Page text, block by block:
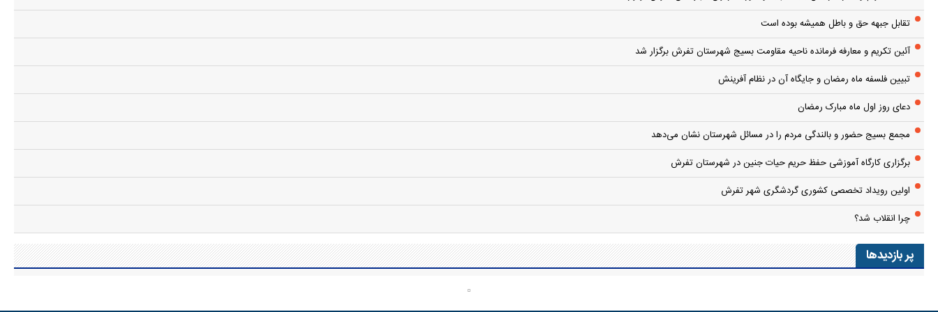
تقابل جبهه حق و باطل همیشه بوده است
آئین تکریم و معارفه فرمانده ناحیه مقاومت بسیج شهرستان تفرش برگزار شد
تبیین فلسفه ماه رمضان و جایگاه آن در نظام آفرینش
دعای روز اول ماه مبارک رمضان
مجمع بسیج حضور و بالندگی مردم را در مسائل شهرستان نشان می‌دهد
برگزاری کارگاه آموزشی حفظ حریم حیات جنین در شهرستان تفرش
اولین رویداد تخصصی کشوری گردشگری شهر تفرش
چرا انقلاب شد؟
پر بازدیدها